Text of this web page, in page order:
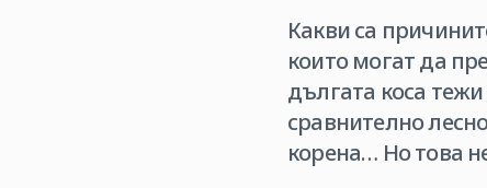
Какви са
които могат да
дългата коса
сравнително
корена… Но това